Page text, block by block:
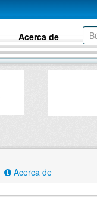
Acerca de
Acerca de